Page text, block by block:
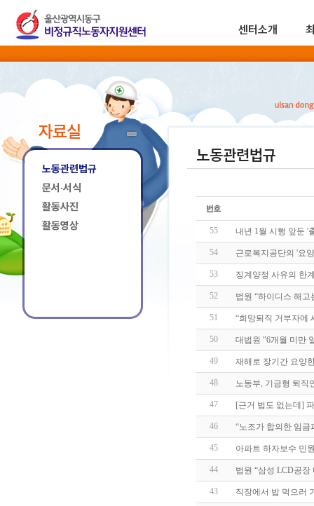
센터소개
자료실
노동관련법규
문서·서식
활동사진
활동영상
노동관련법규
55 내년 1월 시행 앞둔 '
54 근로복지공단의 '요
53 징계양정 사유의 한
52 법원 “하이디스 해
51 “희망퇴직 거부자에
50 대법원 "6개월 미만
49 재해로 장기간 요양
48 노동부, 기금형 퇴직
47 [근거 법도 없는데]
46 “노조가 합의한 임
45 아파트 하자보수 민
44 법원 “삼성 LCD공
43 직장에서 밥 먹으러